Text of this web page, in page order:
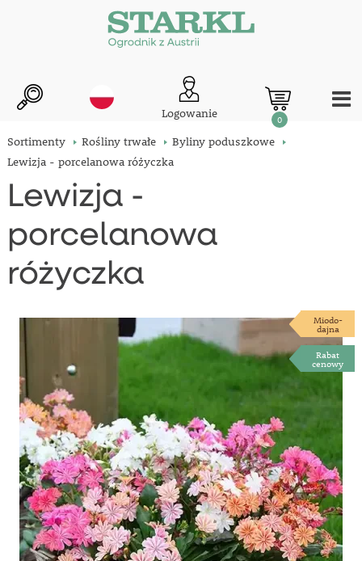
Logowanie 0
Sortimenty Rośliny trwałe
Byliny poduszkowe
Lewizja - porcelanowa różyczka
Lewizja -
porcelanowa
różyczka
Miodo-
dajna
Rabat
cenowy